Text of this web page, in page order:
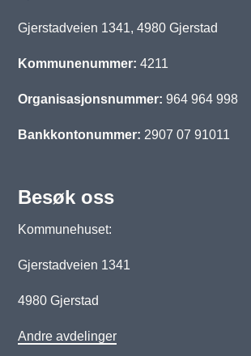
Gjerstadveien 1341, 4980 Gjerstad
Kommunenummer: 4211
Organisasjonsnummer: 964 964 998
Bankkontonummer: 2907 07 91011
Besøk oss
Kommunehuset:
Gjerstadveien 1341
4980 Gjerstad
Andre avdelinger